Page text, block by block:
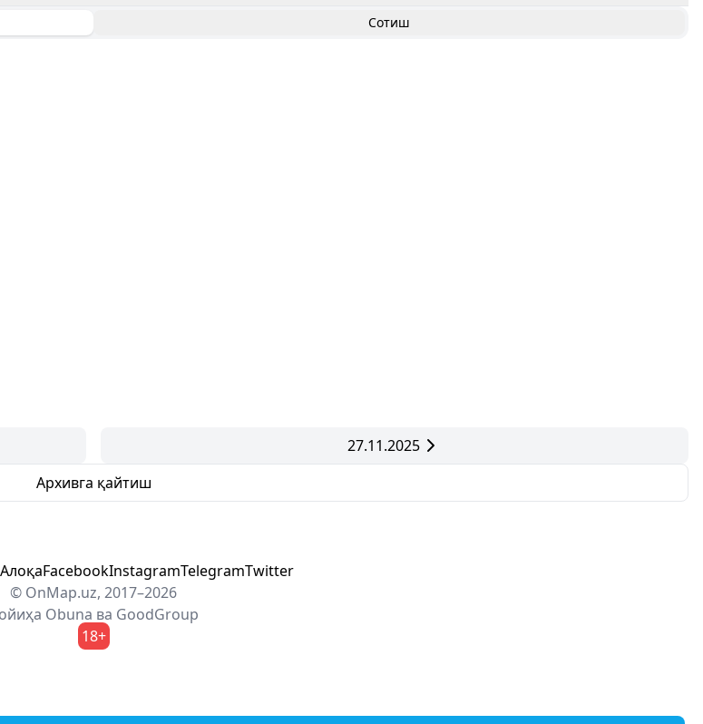
Сотиш
27.11.2025
Архивга қайтиш
АлоқаFacebookInstagramTelegramTwitter
© OnMap.uz, 2017–2026
Obuna ва GoodGroup
18+